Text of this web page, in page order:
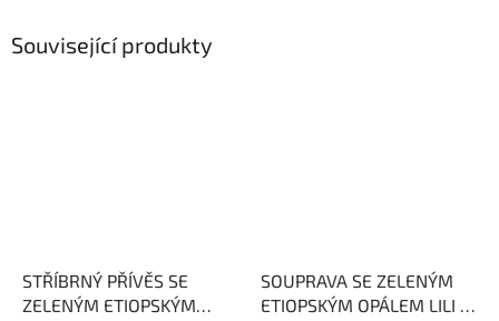
Související produkty
STŘÍBRNÝ PŘÍVĚS SE
ZELENÝM ETIOPSKÝM
SOUPRAVA SE ZELENÝM
ETIOPSKÝM OPÁLEM LILI -